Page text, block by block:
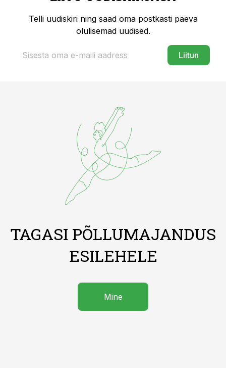
Telli uudiskiri ning saad oma postkasti päeva
olulisemad uudised.
Liitun
TAGASI PÕLLUMAJANDUS
ESILEHELE
Mine